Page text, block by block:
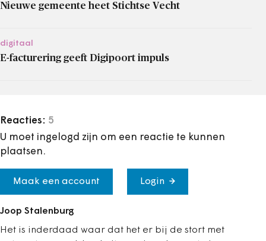
Nieuwe gemeente heet Stichtse Vecht
digitaal
E-facturering geeft Digipoort impuls
Reacties: 5
U moet ingelogd zijn om een reactie te kunnen
plaatsen.
Maak een account Login
Joop Stalenburg
Het is inderdaad waar dat het er bij de stort met